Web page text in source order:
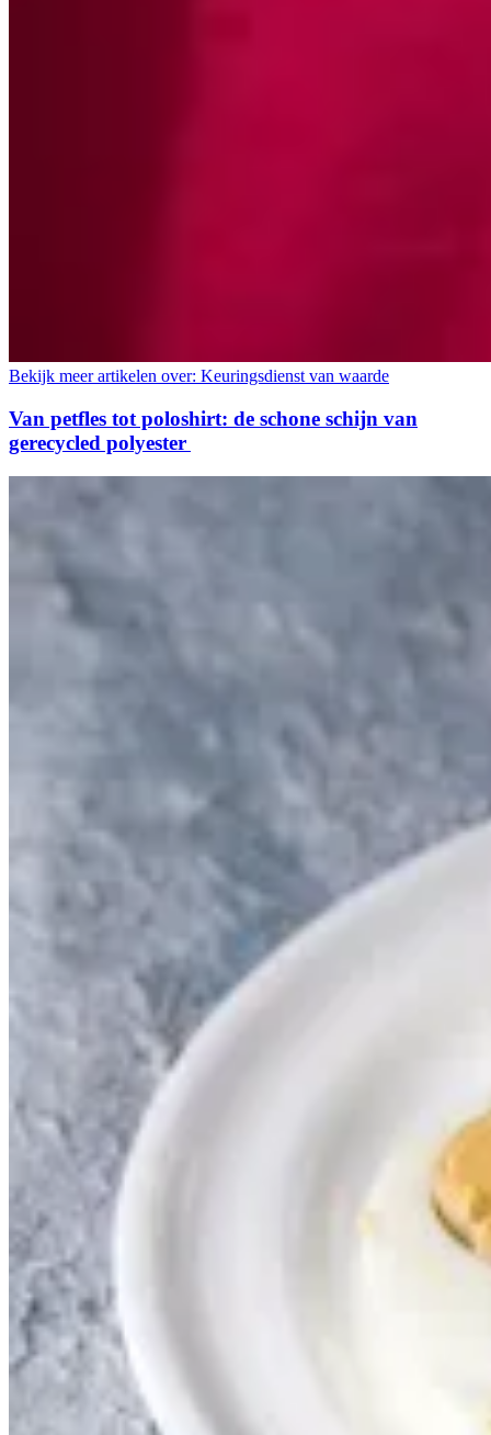
Bekijk meer artikelen over: Keuringsdienst van waarde
Van petfles tot poloshirt: de schone schijn van
gerecycled polyester